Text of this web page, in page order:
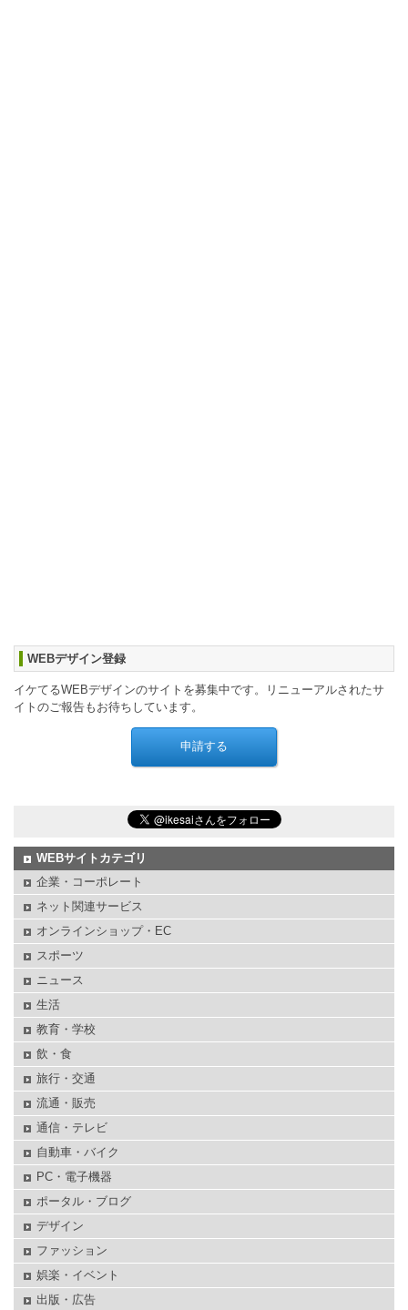
WEBデザイン登録
イケてるWEBデザインのサイトを募集中です。リニューアルされたサ
イトのご報告もお待ちしています。
WEBサイトカテゴリ
企業・コーポレート
ネット関連サービス
オンラインショップ・EC
スポーツ
ニュース
生活
教育・学校
飲・食
旅行・交通
流通・販売
通信・テレビ
自動車・バイク
PC・電子機器
ポータル・ブログ
デザイン
ファッション
娯楽・イベント
出版・広告